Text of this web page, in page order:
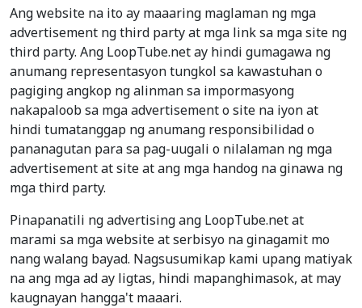
Ang website na ito ay maaaring maglaman ng mga
advertisement ng third party at mga link sa mga site ng
third party. Ang LoopTube.net ay hindi gumagawa ng
anumang representasyon tungkol sa kawastuhan o
pagiging angkop ng alinman sa impormasyong
nakapaloob sa mga advertisement o site na iyon at
hindi tumatanggap ng anumang responsibilidad o
pananagutan para sa pag-uugali o nilalaman ng mga
advertisement at site at ang mga handog na ginawa ng
mga third party.
Pinapanatili ng advertising ang LoopTube.net at
marami sa mga website at serbisyo na ginagamit mo
nang walang bayad. Nagsusumikap kami upang matiyak
na ang mga ad ay ligtas, hindi mapanghimasok, at may
kaugnayan hangga't maaari.